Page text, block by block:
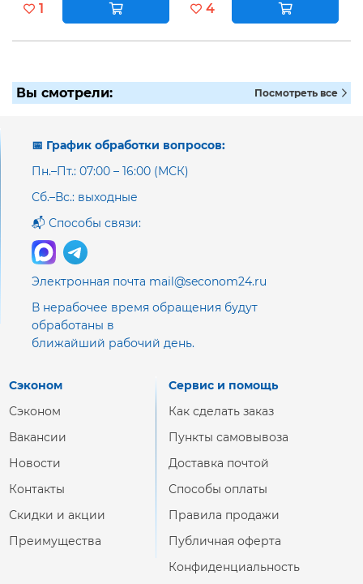
1 4
Вы смотрели: Посмотреть все
📅 График обработки вопросов:
Пн.–Пт.: 07:00 – 16:00 (МСК)
Сб.–Вс.: выходные
📬 Способы связи:
Электронная почта mail@seconom24.ru
В нерабочее время обращения будут
обработаны в
ближайший рабочий день.
Сэконом
Сэконом
Вакансии
Новости
Контакты
Скидки и акции
Преимущества
Сервис и помощь
Как сделать заказ
Пункты самовывоза
Доставка почтой
Способы оплаты
Правила продажи
Публичная оферта
Конфиденциальность